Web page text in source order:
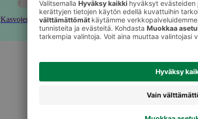
Kasvojenhoito Kasvonaamiot ja seerumit